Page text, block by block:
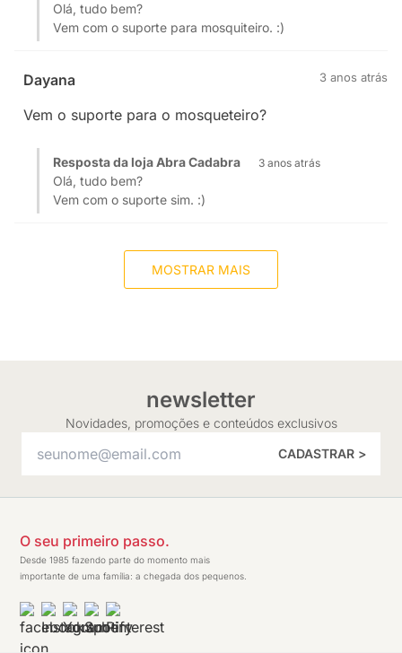
Olá, tudo bem?
Vem com o suporte para mosquiteiro. :)
Dayana 3 anos atrás
Vem o suporte para o mosqueteiro?
Resposta da loja Abra Cadabra 3 anos atrás
Olá, tudo bem?
Vem com o suporte sim. :)
MOSTRAR MAIS
newsletter
Novidades, promoções e conteúdos exclusivos
CADASTRAR >
O seu primeiro passo.
Desde 1985 fazendo parte do momento mais
importante de uma família: a chegada dos pequenos.